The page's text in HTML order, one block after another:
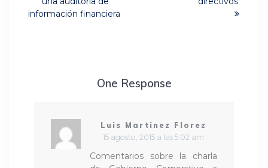
entradas
información financiera
One Response
Luis Martinez Florez
15 agosto, 2015 a las 5:02 am
Comentarios sobre la charla